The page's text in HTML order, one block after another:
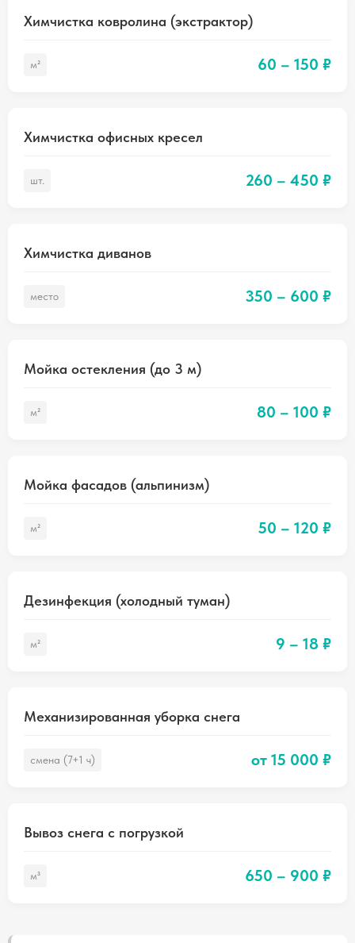
Химчистка ковролина (экстрактор)
м² 60 – 150 ₽
Химчистка офисных кресел
шт. 260 – 450 ₽
Химчистка диванов
место 350 – 600 ₽
Мойка остекления (до 3 м)
м² 80 – 100 ₽
Мойка фасадов (альпинизм)
м² 50 – 120 ₽
Дезинфекция (холодный туман)
м² 9 – 18 ₽
Механизированная уборка снега
смена (7+1 ч) от 15 000 ₽
Вывоз снега с погрузкой
м³ 650 – 900 ₽